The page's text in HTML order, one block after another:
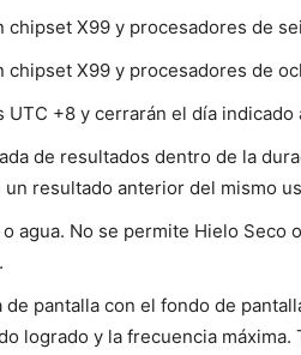
chipset X99 y procesadores de
chipset X99 y procesadores de
UTC +8 y cerrarán el día
de resultados dentro de la
resultado anterior del mismo
agua. No se permite Hielo
pantalla con el fondo de
logrado y la frecuencia